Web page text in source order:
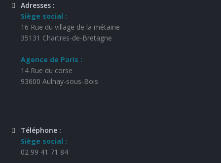
Adresses :
Siège social :
16 Rue du village de la métairie
35131 Chartres-de-Bretagne
Agence de Paris :
14 Rue du corse
93600 Aulnay-sous-Bois
Téléphone :
Siège social :
02 99 41 71 84